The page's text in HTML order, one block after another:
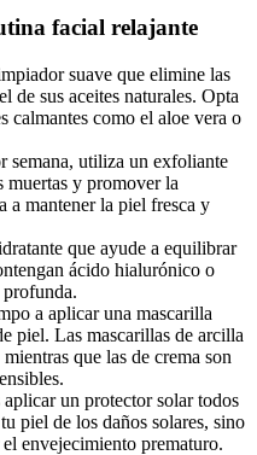
facial relajante
suave que elimine las
de sus aceites naturales. Opta
calmantes como el aloe vera o
semana, utiliza un exfoliante
muertas y promover la
a mantener la piel fresca y
que ayude a equilibrar
ácido hialurónico o
a aplicar una mascarilla
piel. Las mascarillas de arcilla
que las de crema son
un protector solar todos
piel de los daños solares, sino
envejecimiento prematuro.